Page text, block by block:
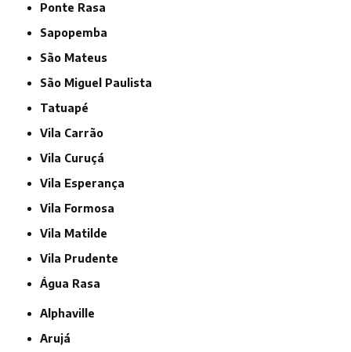
Ponte Rasa
Sapopemba
São Mateus
São Miguel Paulista
Tatuapé
Vila Carrão
Vila Curuçá
Vila Esperança
Vila Formosa
Vila Matilde
Vila Prudente
Água Rasa
Alphaville
Arujá